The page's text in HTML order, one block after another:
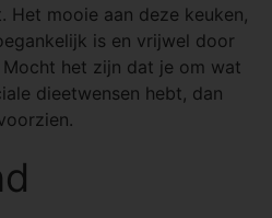
Het mooie aan deze keuken,
is en vrijwel door
het zijn dat je om wat
dieetwensen hebt, dan